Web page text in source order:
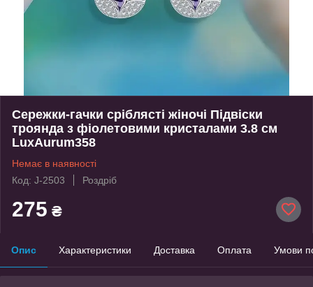
Сережки-гачки сріблясті жіночі Підвіски
троянда з фіолетовими кристалами 3.8 см
LuxAurum358
Немає в наявності
Код: J-2503
Роздріб
275 ₴
Опис Характеристики Доставка Оплата Умови